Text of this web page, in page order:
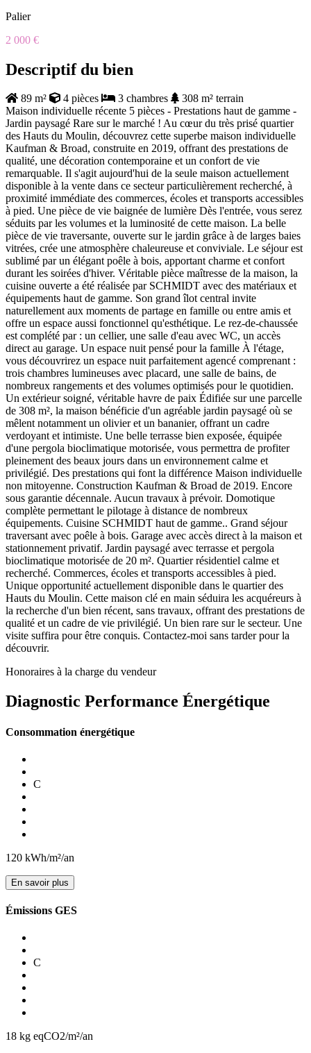
Palier
2 000 €
Descriptif du bien
89 m² 4 pièces 3 chambres
308 m² terrain
Maison individuelle récente 5 pièces - Prestations haut de gamme -
Jardin paysagé Rare sur le marché ! Au cœur du très prisé quartier
des Hauts du Moulin, découvrez cette superbe maison individuelle
Kaufman & Broad, construite en 2019, offrant des prestations de
qualité, une décoration contemporaine et un confort de vie
remarquable. Il s'agit aujourd'hui de la seule maison actuellement
disponible à la vente dans ce secteur particulièrement recherché, à
proximité immédiate des commerces, écoles et transports accessibles
à pied. Une pièce de vie baignée de lumière Dès l'entrée, vous serez
séduits par les volumes et la luminosité de cette maison. La belle
pièce de vie traversante, ouverte sur le jardin grâce à de larges baies
vitrées, crée une atmosphère chaleureuse et conviviale. Le séjour est
sublimé par un élégant poêle à bois, apportant charme et confort
durant les soirées d'hiver. Véritable pièce maîtresse de la maison, la
cuisine ouverte a été réalisée par SCHMIDT avec des matériaux et
équipements haut de gamme. Son grand îlot central invite
naturellement aux moments de partage en famille ou entre amis et
offre un espace aussi fonctionnel qu'esthétique. Le rez-de-chaussée
est complété par : un cellier, une salle d'eau avec WC, un accès
direct au garage. Un espace nuit pensé pour la famille À l'étage,
vous découvrirez un espace nuit parfaitement agencé comprenant :
trois chambres lumineuses avec placard, une salle de bains, de
nombreux rangements et des volumes optimisés pour le quotidien.
Un extérieur soigné, véritable havre de paix Édifiée sur une parcelle
de 308 m², la maison bénéficie d'un agréable jardin paysagé où se
mêlent notamment un olivier et un bananier, offrant un cadre
verdoyant et intimiste. Une belle terrasse bien exposée, équipée
d'une pergola bioclimatique motorisée, vous permettra de profiter
pleinement des beaux jours dans un environnement calme et
privilégié. Des prestations qui font la différence Maison individuelle
non mitoyenne. Construction Kaufman & Broad de 2019. Encore
sous garantie décennale. Aucun travaux à prévoir. Domotique
complète permettant le pilotage à distance de nombreux
équipements. Cuisine SCHMIDT haut de gamme.. Grand séjour
traversant avec poêle à bois. Garage avec accès direct à la maison et
stationnement privatif. Jardin paysagé avec terrasse et pergola
bioclimatique motorisée de 20 m². Quartier résidentiel calme et
recherché. Commerces, écoles et transports accessibles à pied.
Unique opportunité actuellement disponible dans le quartier des
Hauts du Moulin. Cette maison clé en main séduira les acquéreurs à
la recherche d'un bien récent, sans travaux, offrant des prestations de
qualité et un cadre de vie privilégié. Un bien rare sur le secteur. Une
visite suffira pour être conquis. Contactez-moi sans tarder pour la
découvrir.
Honoraires à la charge du vendeur
Diagnostic Performance Énergétique
Consommation énergétique
C
120 kWh/m²/an
En savoir plus
Émissions GES
C
18 kg eqCO2/m²/an